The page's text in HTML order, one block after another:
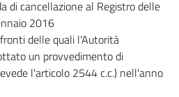
di cancellazione al Registro delle
2016
delle quali l'Autorità
un provvedimento di
l'articolo 2544 c.c.) nell'anno